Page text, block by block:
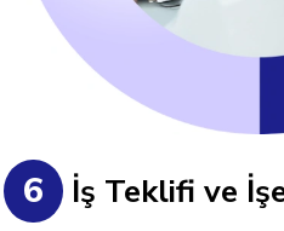
6 İş Teklifi ve